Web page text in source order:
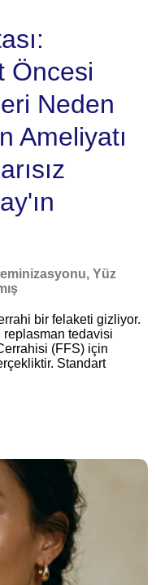
Öncesi
Neden
Ameliyatı
, Yüz
bir felaketi gizliyor.
replasman tedavisi
(FFS) için
Standart